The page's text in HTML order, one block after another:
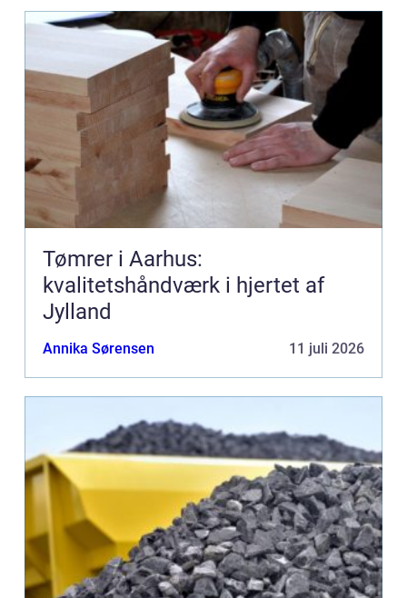
Tømrer i Aarhus:
kvalitetshåndværk i hjertet af
Jylland
Annika Sørensen 11 juli 2026